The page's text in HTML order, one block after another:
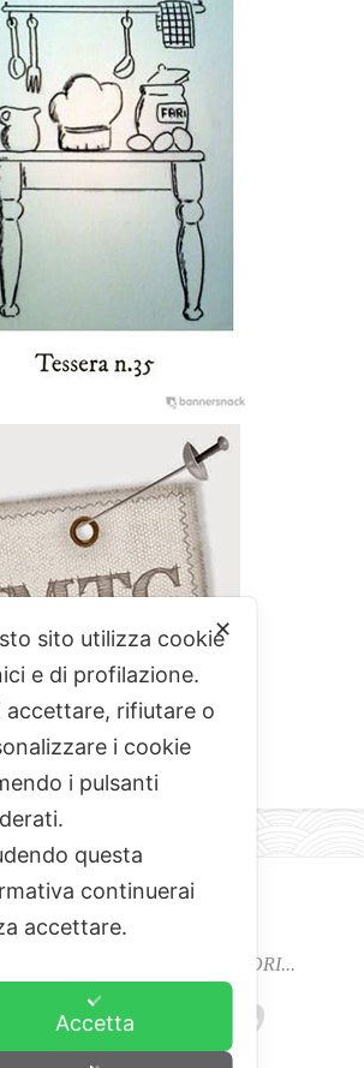
COLORI, ODORI E SAPORI...
DEL BUON CIBO
✕
sito utilizza cookie
e di profilazione.
accettare, rifiutare o
i cookie
i pulsanti
questa
continuerai
accettare.
Accetta